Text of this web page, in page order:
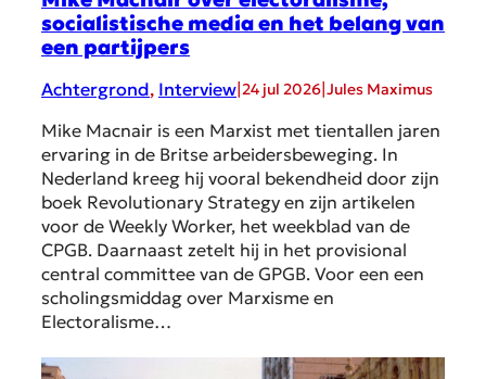
socialistische media en het belang van
een partijpers
Achtergrond, Interview 24 jul 2026 Jules Maximus
Mike Macnair is een Marxist met tientallen jaren
ervaring in de Britse arbeidersbeweging. In
Nederland kreeg hij vooral bekendheid door zijn
boek Revolutionary Strategy en zijn artikelen
voor de Weekly Worker, het weekblad van de
CPGB. Daarnaast zetelt hij in het provisional
central committee van de GPGB. Voor een een
scholingsmiddag over Marxisme en
Electoralisme…